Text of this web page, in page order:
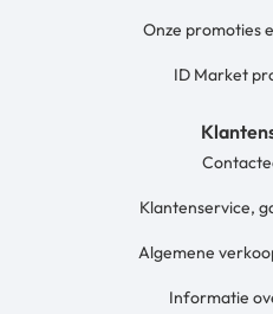
Onze promoties
ID Market
Klantenservice,
Algemene
Informatie